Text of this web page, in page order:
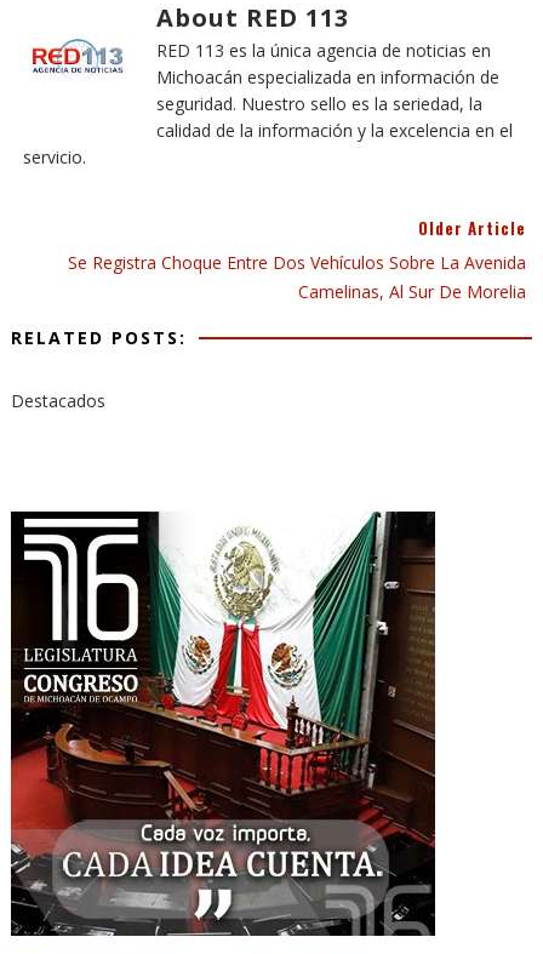
About RED 113
RED 113 es la única agencia de noticias en
Michoacán especializada en información de
seguridad. Nuestro sello es la seriedad, la
calidad de la información y la excelencia en el
servicio.
Older Article
Se Registra Choque Entre Dos Vehículos Sobre La Avenida
Camelinas, Al Sur De Morelia
RELATED POSTS:
Destacados